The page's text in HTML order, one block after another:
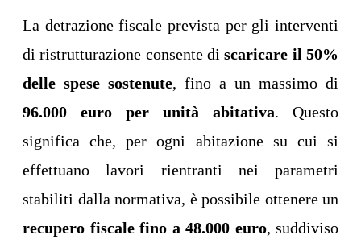
La detrazione fiscale prevista per gli interventi
di ristrutturazione consente discaricare il 50%
delle spese sostenute, fino a un massimo di
96.000 euro per unità abitativa. Questo
significa che, per ogni abitazione su cui si
effettuano lavori rientranti nei parametri
stabiliti dalla normativa, è possibile ottenere un
recupero fiscale fino a 48.000 euro, suddiviso